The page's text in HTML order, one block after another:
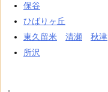
保谷
ひばりヶ丘
東久留米
清瀬
秋津
所沢